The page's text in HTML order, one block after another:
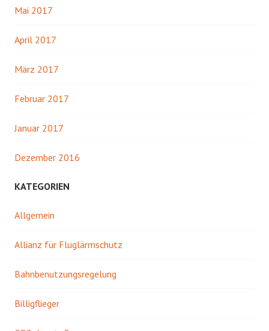
Mai 2017
April 2017
März 2017
Februar 2017
Januar 2017
Dezember 2016
KATEGORIEN
Allgemein
Allianz für Fluglärmschutz
Bahnbenutzungsregelung
Billigflieger